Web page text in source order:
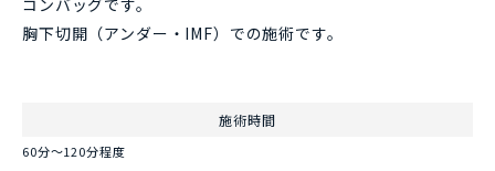
コンバッグです。
胸下切開（アンダー・IMF）での施術です。
施術時間
60分～120分程度